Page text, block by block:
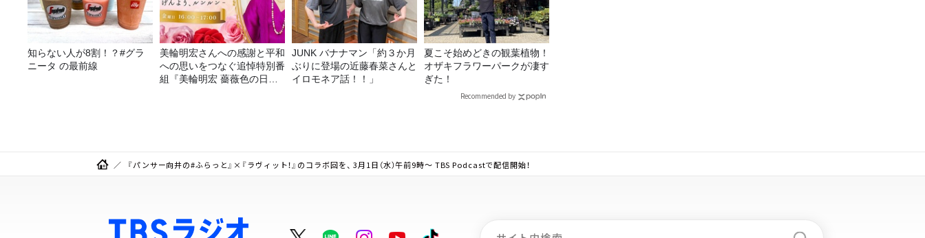
知らない人が8割！？#グラ
ニータ の最前線
美輪明宏さんへの感謝と平和
への思いをつなぐ追悼特別番
組『美輪明宏 薔薇色の日曜
JUNK バナナマン「約３か月
ぶりに登場の近藤春菜さんと
イロモネア話！！」
夏こそ始めどきの観葉植物！
オザキフラワーパークが凄す
ぎた！
Recommended by
『パンサー向井の#ふらっと』×『ラヴィット！』のコラボ回を、 3月1日（水）午前9時～ TBS Podcastで配信開始！